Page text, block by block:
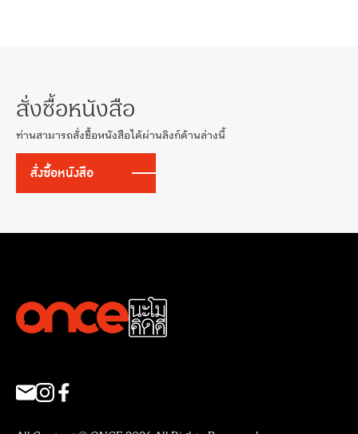
สั่งซื้อหนังสือ
ท่านสามารถสั่งซื้อหนังสือได้ผ่านลิงก์ด้านล่างนี้
สั่งซื้อหนังสือ